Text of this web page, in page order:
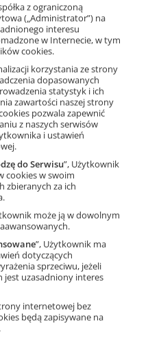
seriiOrtografia
. Podobnie jak poprzednie
o różnym stopniu
zarówno z uczniem
metody nauczania
myślenia, a przede
zasad polskiej
układ ćwiczeń sprawia,
systematycznie,
u
i ż
i h
ą
i małą literą
mowy. Pisownia
cookies.
więcej
z ograniczoną
(„Administrator”) na
interesu
w Internecie, w tym
cookies.
korzystania ze strony
dopasowanych
statystyk i ich
zawartości naszej strony
pozwala zapewnić
z naszych serwisów
i ustawień
do Serwisu”, Użytkownik
cookies w swoim
zbieranych za ich
może ją w dowolnym
”, Użytkownik ma
dotyczących
sprzeciwu, jeżeli
jest uzasadniony interes
internetowej bez
będą zapisywane na